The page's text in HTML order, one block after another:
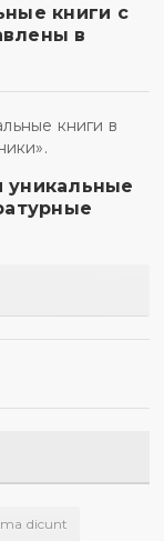
книги с
в
уникальные
dicunt